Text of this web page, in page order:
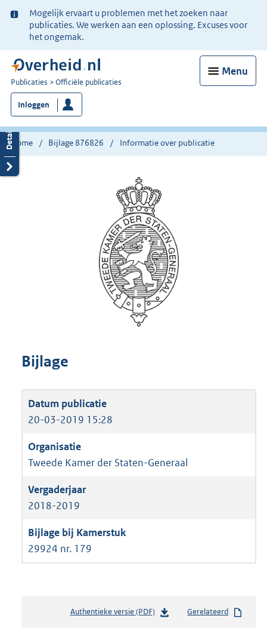
Ter
informatie:
Mogelijk ervaart u problemen met het zoeken naar
publicaties. We werken aan een oplossing. Excuses voor
het ongemak.
Menu
U
bent
nu
hier:
Publicaties Officiële publicaties
Inloggen
Home Bijlage 876826 Informatie over publicatie
Bijlage
20-03-2019 15:28
Tweede Kamer der Staten-Generaal
2018-2019
29924 nr. 179
Authentieke versie (PDF)b
Gerelateerd